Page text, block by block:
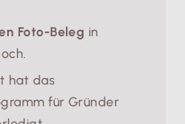
Foto-Beleg in
hat das
für Gründer